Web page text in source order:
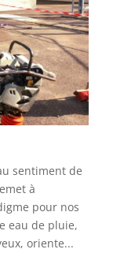
sentiment de
à
pour nos
eau de pluie,
oriente...